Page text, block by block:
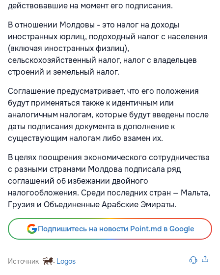
действовавшие на момент его подписания.
В отношении Молдовы - это налог на доходы
иностранных юрлиц, подоходный налог с населения
(включая иностранных физлиц),
сельскохозяйственный налог, налог с владельцев
строений и земельный налог.
Соглашение предусматривает, что его положения
будут применяться также к идентичным или
аналогичным налогам, которые будут введены после
даты подписания документа в дополнение к
существующим налогам либо взамен их.
В целях поощрения экономического сотрудничества
с разными странами Молдова подписала ряд
соглашений об избежании двойного
налогообложения. Среди последних стран — Мальта,
Грузия и Объединенные Арабские Эмираты.
Подпишитесь на новости Point.md в Google
Источник Logos